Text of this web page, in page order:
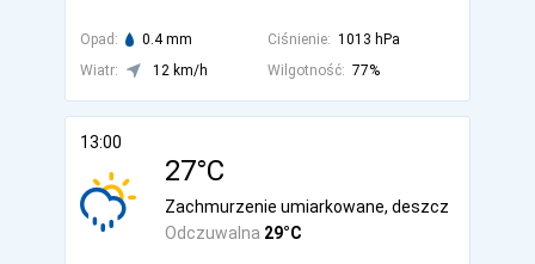
Opad: 0.4 mm Ciśnienie: 1013 hPa
Wiatr:
12 km/h Wilgotność: 77%
13:00
27°C
Odczuwalna 29°C
Zachmurzenie umiarkowane, deszcz